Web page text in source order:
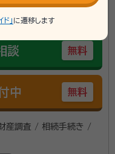
を承ります/
談 無料
中 無料
産調査 / 相続手続き /
」 に遷移します